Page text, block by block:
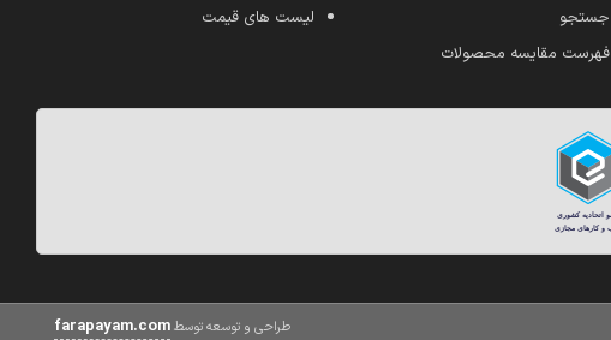
جستجو
فهرست مقایسه محصولات
لیست های قیمت
طراحی و توسعه توسطfarapayam.com